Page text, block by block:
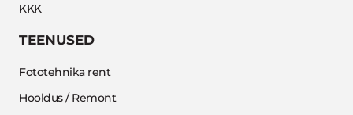
KKK
TEENUSED
Fototehnika rent
Hooldus / Remont